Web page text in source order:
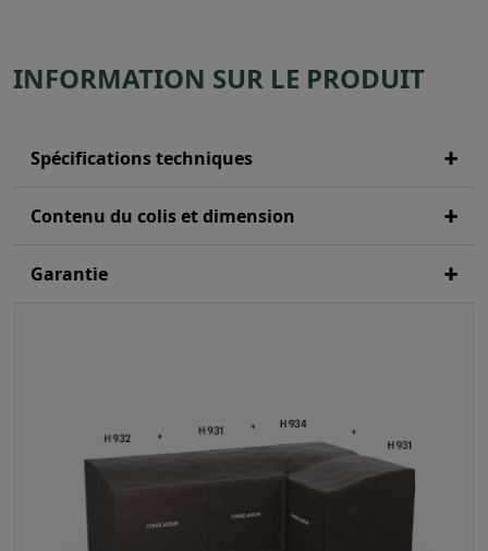
INFORMATION SUR LE PRODUIT
Spécifications techniques
Contenu du colis et dimension
Garantie